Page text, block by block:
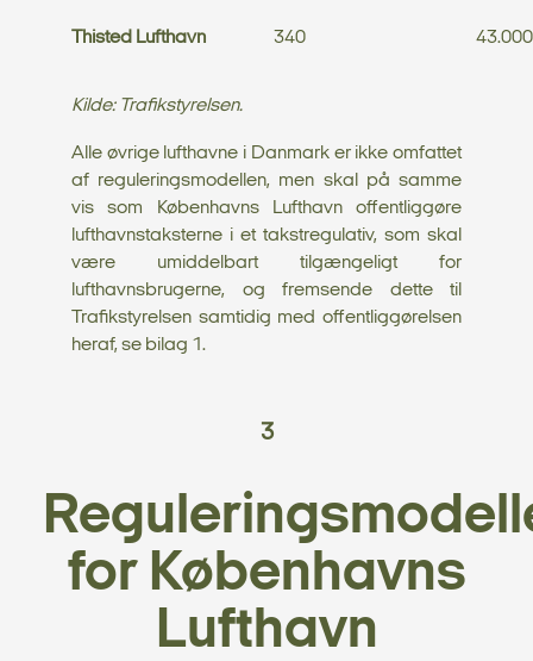
Thisted Lufthavn 340 43.000
Kilde: Trafikstyrelsen.
Alle øvrige lufthavne i Danmark er ikke omfattet
af reguleringsmodellen, men skal på samme
vis som Københavns Lufthavn offentliggøre
lufthavnstaksterne i et takstregulativ, som skal
være umiddelbart tilgængeligt for
lufthavnsbrugerne, og fremsende dette til
Trafikstyrelsen samtidig med offentliggørelsen
heraf, se bilag 1.
3
for Københavns
Lufthavn